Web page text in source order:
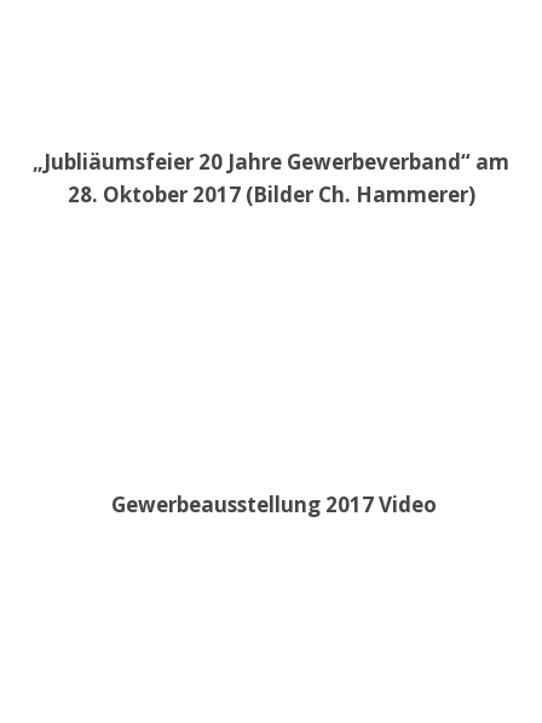
„Jubliäumsfeier 20 Jahre Gewerbeverband“ am
28. Oktober 2017 (Bilder Ch. Hammerer)
Gewerbeausstellung 2017 Video